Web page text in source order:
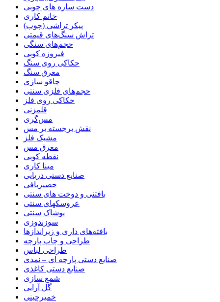
دست سازه های چوبی
خاتم کاری
پیکر تراشی (چوب)
تراش سنگ‌های قیمتی
حجم‌های سنگی
فیروزه کوبی
حکاکی روی سنگ
معرق سنگ
چاقو سازی
حجم‌های فلزی سنتی
حکاکی روی فلز
قلمزنی
مس‌گری
نقش برجسته بر مس
مشبک فلز
معرق مس
نقطه کوبی
مینا کاری
صنایع دستی دریایی
حصیربافی
بافتنی‌ و دوخت های سنتی
عروسکهای سنتی
پوشاک سنتی
سوزندوزی
بافته‌های داری و زیراندازها
طراحی و چاپ پارچه
طراحی لباس
صنایع دستی پارچه ای – نمدی
صنایع دستی کاغذی
شمع سازی
گل آرایی
خمیرچینی